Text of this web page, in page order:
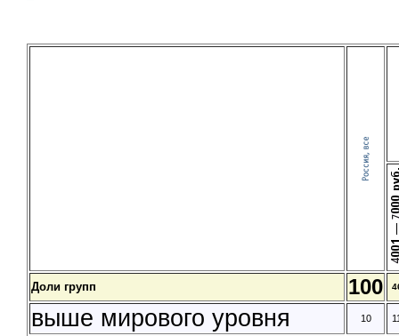
Доли групп 100
выше мирового уровня 10